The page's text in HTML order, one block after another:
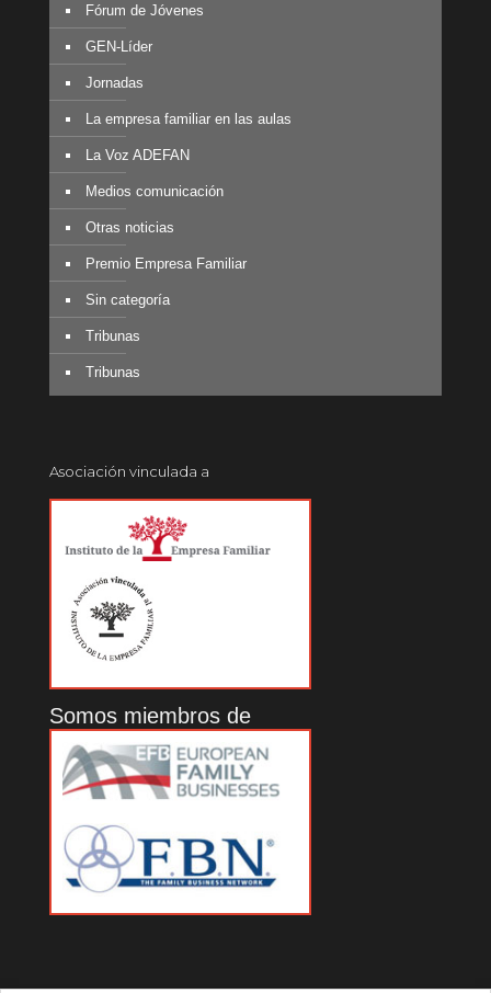
Fórum de Jóvenes
GEN-Líder
Jornadas
La empresa familiar en las aulas
La Voz ADEFAN
Medios comunicación
Otras noticias
Premio Empresa Familiar
Sin categoría
Tribunas
Tribunas
Asociación vinculada a
Somos miembros de